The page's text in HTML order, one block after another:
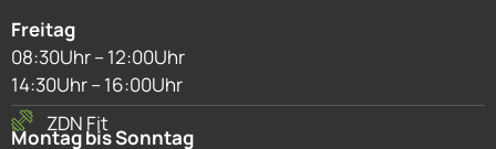
Freitag
08:30Uhr – 12:00Uhr
14:30Uhr – 16:00Uhr
ZDN Fit
Montag bis Sonntag